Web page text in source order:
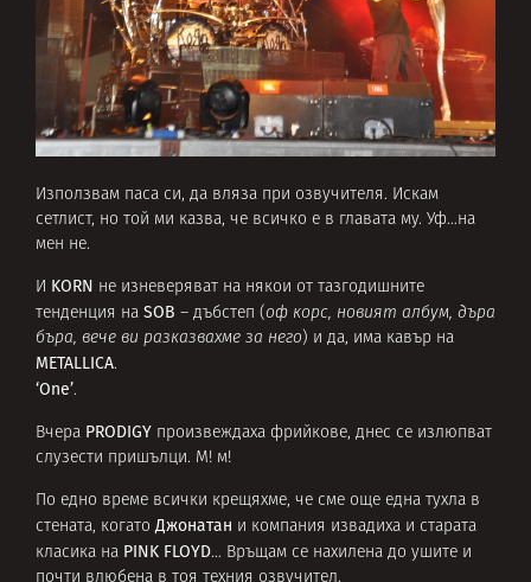
Използвам паса си, да вляза при озвучителя. Искам
сетлист, но той ми казва, че всичко е в главата му. Уф…на
мен не.
И KORN не изневеряват на някои от тазгодишните
тенденция на SOB – дъбстеп (оф корс, новият албум, дъра
бъра, вече ви разказвахме за него ) и да, има кавър на
METALLICA.
‘One’.
Вчера PRODIGY произвеждаха фрийкове, днес се излюпват
слузести пришълци. M! м!
По едно време всички крещяхме, че сме още една тухла в
стената, когатоДжонатан и компания извадиха и старата
класика на PINK FLOYD… Връщам се нахилена до ушите и
почти влюбена в тоя техния озвучител.